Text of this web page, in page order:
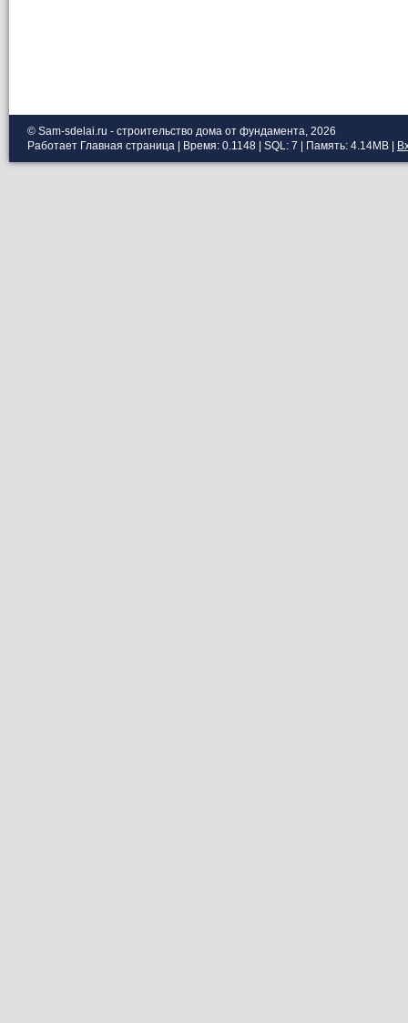
© Sam-sdelai.ru - строительство дома от фундамента, 2026
Работает Главная страница | Время: 0.1148 | SQL: 7 | Память: 4.14MB